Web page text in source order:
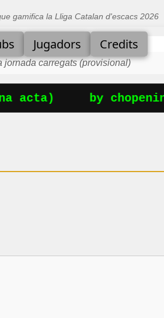
gamifica la Lliga Catalan d'escacs 2026
Jugadors Credits
jornada carregats (provisional)
acta) by